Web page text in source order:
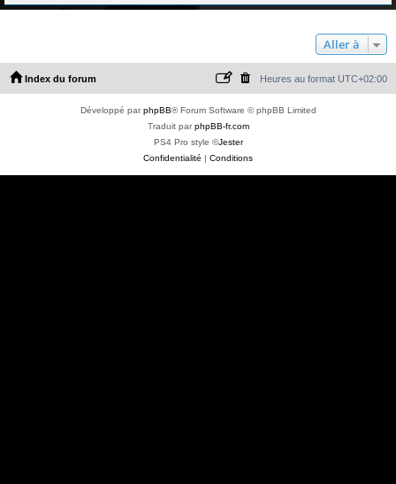
Aller à
Index du forum Heures au format UTC+02:00
Développé parphpBB® Forum Software © phpBB Limited
Traduit parphpBB-fr.com
PS4 Pro style ©Jester
Confidentialité | Conditions